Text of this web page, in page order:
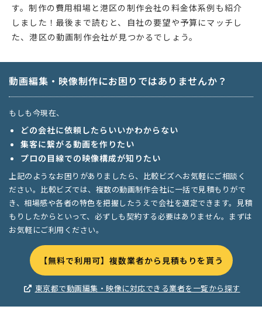
す。制作の費用相場と港区の制作会社の料金体系例も紹介
しました！最後まで読むと、自社の要望や予算にマッチし
た、港区の動画制作会社が見つかるでしょう。
動画編集・映像制作にお困りではありませんか？
もしも今現在、
どの会社に依頼したらいいかわからない
集客に繋がる動画を作りたい
プロの目線での映像構成が知りたい
上記のようなお困りがありましたら、比較ビズへお気軽にご相談く
ださい。比較ビズでは、複数の動画制作会社に一括で見積もりがで
き、相場感や各者の特色を把握したうえで会社を選定できます。見積
もりしたからといって、必ずしも契約する必要はありません。まずは
お気軽にご利用ください。
【無料で利用可】複数業者から見積もりを貰う
東京都で動画編集・映像に対応できる業者を一覧から探す